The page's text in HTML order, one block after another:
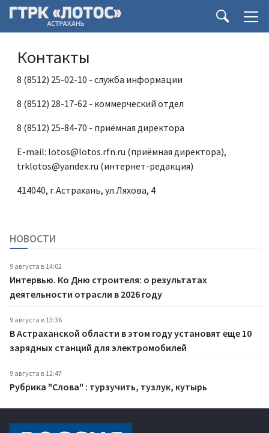
Контакты
8 (8512) 25-02-10 - служба информации
8 (8512) 28-17-62 - коммерческий отдел
8 (8512) 25-84-70 - приёмная директора
E-mail: lotos@lotos.rfn.ru (приёмная директора),
trklotos@yandex.ru (интернет-редакция)
414040, г.Астрахань, ул.Ляхова, 4
НОВОСТИ
9 августа в 14:02
Интервью. Ко Дню строителя: о результатах
деятельности отрасли в 2026 году
9 августа в 13:36
В Астраханской области в этом году установят еще 10
зарядных станций для электромобилей
9 августа в 12:47
Рубрика "Слова" : турзучить, тузлук, кутырь